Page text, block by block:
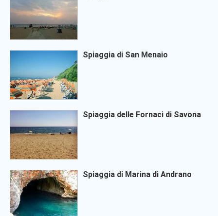
Spiaggia di San Menaio
Spiaggia delle Fornaci di Savona
Spiaggia di Marina di Andrano